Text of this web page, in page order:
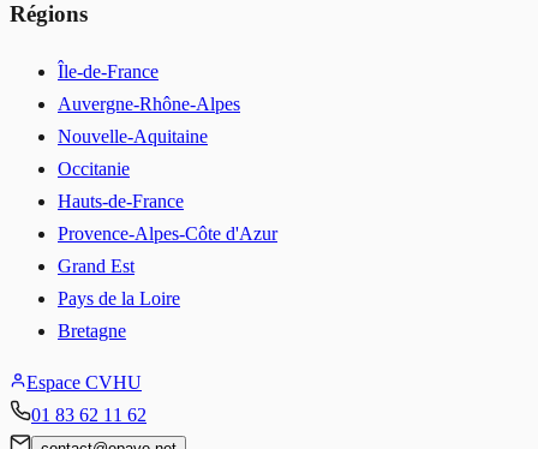
Régions
Île-de-France
Auvergne-Rhône-Alpes
Nouvelle-Aquitaine
Occitanie
Hauts-de-France
Provence-Alpes-Côte d'Azur
Grand Est
Pays de la Loire
Bretagne
Espace CVHU
01 83 62 11 62